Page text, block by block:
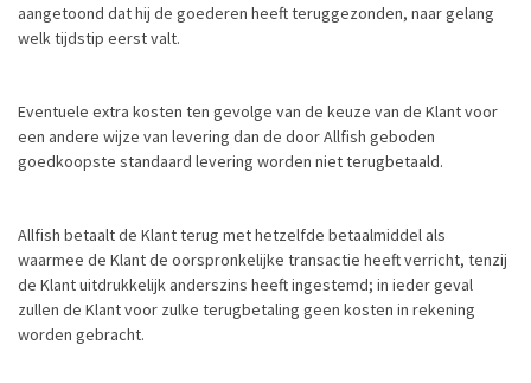
aangetoond dat hij de goederen heeft teruggezonden, naar gelang
welk tijdstip eerst valt.
Eventuele extra kosten ten gevolge van de keuze van de Klant voor
een andere wijze van levering dan de door Allfish geboden
goedkoopste standaard levering worden niet terugbetaald.
Allfish betaalt de Klant terug met hetzelfde betaalmiddel als
waarmee de Klant de oorspronkelijke transactie heeft verricht, tenzij
de Klant uitdrukkelijk anderszins heeft ingestemd; in ieder geval
zullen de Klant voor zulke terugbetaling geen kosten in rekening
worden gebracht.